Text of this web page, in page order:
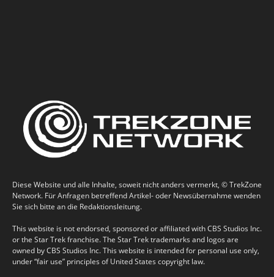
Diese Website und alle Inhalte, soweit nicht anders vermerkt, © TrekZone
Network. Für Anfragen betreffend Artikel- oder Newsübernahme wenden
Sie sich bitte an die Redaktionsleitung.
This website is not endorsed, sponsored or affiliated with CBS Studios Inc.
or the Star Trek franchise. The Star Trek trademarks and logos are
owned by CBS Studios Inc. This website is intended for personal use only,
under “fair use” principles of United States copyright law.